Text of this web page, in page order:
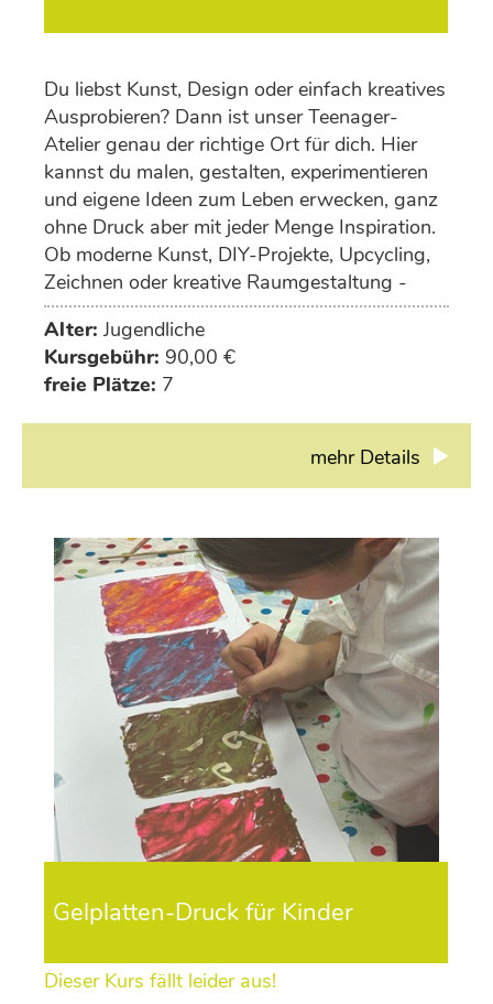
Du liebst Kunst, Design oder einfach kreatives
Ausprobieren? Dann ist unser Teenager-
Atelier genau der richtige Ort für dich. Hier
kannst du malen, gestalten, experimentieren
und eigene Ideen zum Leben erwecken, ganz
ohne Druck aber mit jeder Menge Inspiration.
Ob moderne Kunst, DIY-Projekte, Upcycling,
Zeichnen oder kreative Raumgestaltung -
deiner Fantasie sind keine Grenzen gesetzt.
Alter: Jugendliche
Kursgebühr: 90,00 €
freie Plätze: 7
mehr Details
Gelplatten-Druck für Kinder
Dieser Kurs fällt leider aus!